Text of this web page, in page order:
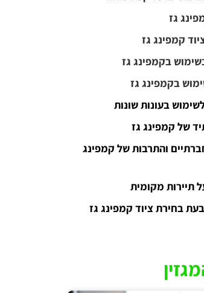
גז
קמפינג גז
בקמפינג גז
בקמפינג גז
בעונות שונות
של קמפינג גז
והתרבות של קמפינג
תיירות מקומית
בחירת ציוד קמפינג גז